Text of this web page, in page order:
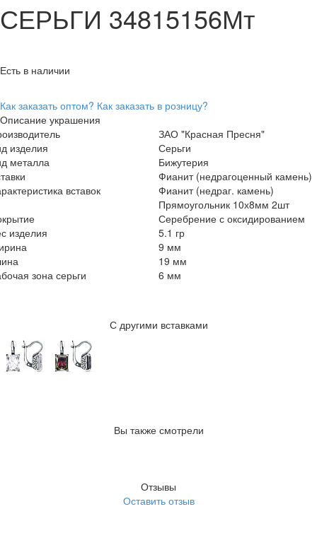
СЕРЬГИ 34815156Мт
Есть в наличии
Как заказать оптом? Как заказать в розницу?
Описание украшения
ЗАО "Красная Пресня"
изделия
Серьги
металла
Бижутерия
Фианит (недрагоценный камень)
вставок
Фианит (недраг. камень)
Прямоугольник 10х8мм 2шт
Серебрение с оксидированием
изделия
5.1 гр
9 мм
19 мм
зона серьги
6 мм
С другими вставками
Вы также смотрели
Отзывы
Оставить отзыв